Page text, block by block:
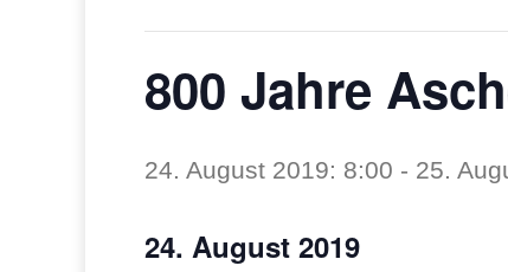
800 Jahre
24. August 2019: 8:00 - 25.
24. August 2019